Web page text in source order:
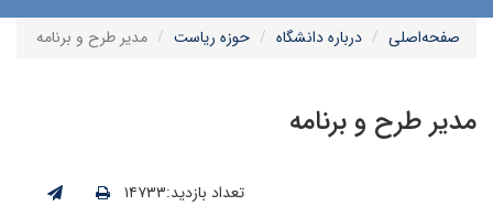
صفحه‌اصلی
درباره دانشگاه حوزه ریاست مدیر طرح و برنامه
مدیر طرح و برنامه
تعداد بازدید:۱۴۷۳۳